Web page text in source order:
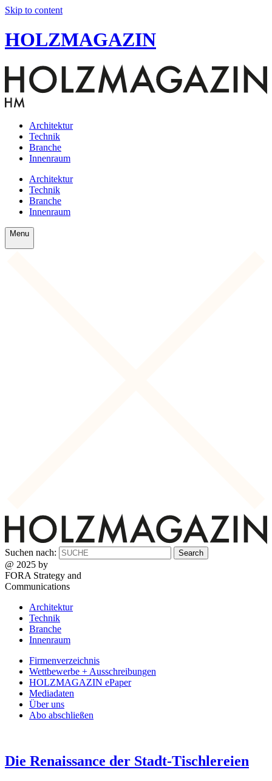
Skip to content
HOLZMAGAZIN
Architektur
Technik
Branche
Innenraum
Architektur
Technik
Branche
Innenraum
Menu
Suchen nach:
@ 2025 by
FORA Strategy and
Communications
Architektur
Technik
Branche
Innenraum
Firmenverzeichnis
Wettbewerbe + Ausschreibungen
HOLZMAGAZIN ePaper
Mediadaten
Über uns
Abo abschließen
Die Renaissance der Stadt-Tischlereien